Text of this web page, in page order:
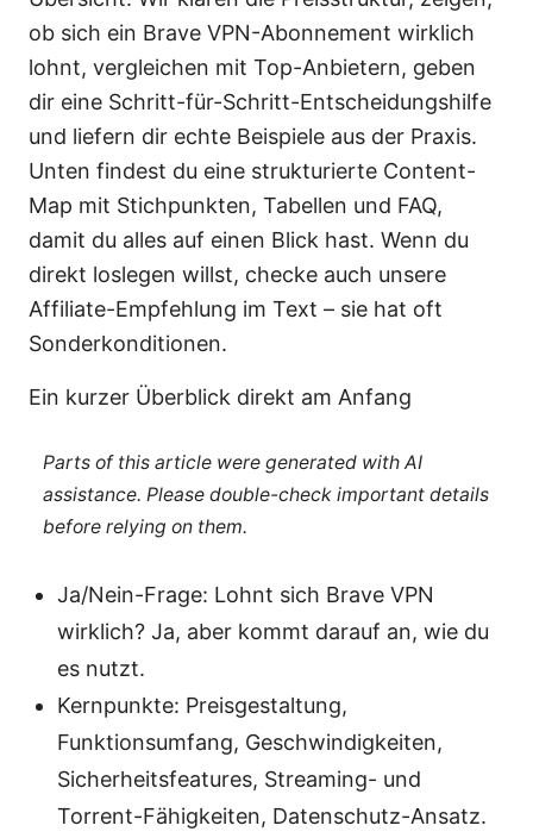
ob sich ein Brave VPN-Abonnement wirklich
lohnt, vergleichen mit Top-Anbietern, geben
dir eine Schritt-für-Schritt-Entscheidungshilfe
und liefern dir echte Beispiele aus der Praxis.
Unten findest du eine strukturierte Content-
Map mit Stichpunkten, Tabellen und FAQ,
damit du alles auf einen Blick hast. Wenn du
direkt loslegen willst, checke auch unsere
Affiliate-Empfehlung im Text – sie hat oft
Sonderkonditionen.
Ein kurzer Überblick direkt am Anfang
Parts of this article were generated with AI
assistance. Please double-check important details
before relying on them.
Ja/Nein-Frage: Lohnt sich Brave VPN
wirklich? Ja, aber kommt darauf an, wie du
es nutzt.
Kernpunkte: Preisgestaltung,
Funktionsumfang, Geschwindigkeiten,
Sicherheitsfeatures, Streaming- und
Torrent-Fähigkeiten, Datenschutz-Ansatz.